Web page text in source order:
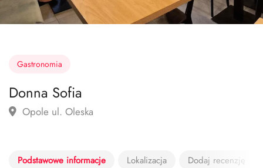
Gastronomia
Donna Sofia
Opole ul. Oleska
Podstawowe informacje Lokalizacja Dodaj recenzję